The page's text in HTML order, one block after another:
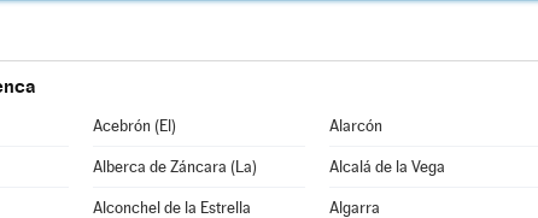
Acebrón (El) Alarcón
Alberca de Záncara (La) Alcalá de la Vega
Alconchel de la Estrella Algarra